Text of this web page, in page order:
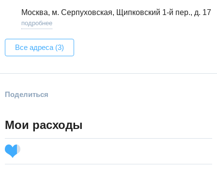
Москва, м. Серпуховская, Щипковский 1-й пер., д. 17
подробнее
Все адреса (3)
Поделиться
Мои расходы